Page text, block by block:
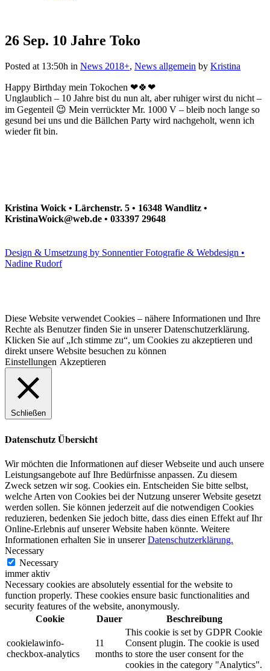
26 Sep. 10 Jahre Toko
Posted at 13:50h in News 2018+, News allgemein by Kristina
Happy Birthday mein Tokochen ❤🍀 ❤
Unglaublich – 10 Jahre bist du nun alt, aber ruhiger wirst du nicht –
im Gegenteil 😉 Mein verrückter Mr. 1000 V – bleib noch lange so
gesund bei uns und die Bällchen Party wird nachgeholt, wenn ich
wieder fit bin.
Kristina Woick • Lärchenstr. 5 • 16348 Wandlitz •
KristinaWoick@web.de • 033397 29648
Design & Umsetzung by Sonnentier Fotografie & Webdesign •
Nadine Rudorf
Diese Website verwendet Cookies – nähere Informationen und Ihre
Rechte als Benutzer finden Sie in unserer Datenschutzerklärung.
Klicken Sie auf „Ich stimme zu“, um Cookies zu akzeptieren und
direkt unsere Website besuchen zu können
Einstellungen Akzeptieren
Schließen
Datenschutz Übersicht
Wir möchten die Informationen auf dieser Webseite und auch unsere
Leistungsangebote auf Ihre Bedürfnisse anpassen. Zu diesem
Zweck setzen wir sog. Cookies ein. Entscheiden Sie bitte selbst,
welche Arten von Cookies bei der Nutzung unserer Website gesetzt
werden sollen. Sie können jederzeit auf die notwendigen Cookies
reduzieren, bedenken Sie jedoch bitte, dass dies einen Effekt auf Ihr
Online-Erlebnis auf unserer Website haben könnte. Weitere
Informationen erhalten Sie in unsererDatenschutzerklärung.
Necessary
Necessary
immer aktiv
Necessary cookies are absolutely essential for the website to
function properly. These cookies ensure basic functionalities and
security features of the website, anonymously.
Cookie
Dauer Beschreibung
cookielawinfo-
checkbox-analytics
11
months
This cookie is set by GDPR Cookie
Consent plugin. The cookie is used
to store the user consent for the
cookies in the category "Analytics".